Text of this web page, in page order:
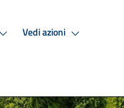
Vedi azioni